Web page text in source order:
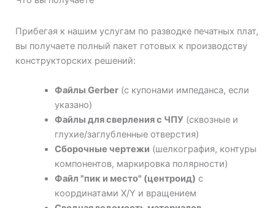
Прибегая к нашим услугам по разводке печатных плат,
вы получаете полный пакет готовых к производству
конструкторских решений:
Файлы Gerber(с купонами импеданса, если
указано)
Файлы для сверления с ЧПУ(сквозные и
глухие/заглубленные отверстия)
Сборочные чертежи (шелкография, контуры
компонентов, маркировка полярности)
Файл "пик и место" (центроид) с
координатами X/Y и вращением